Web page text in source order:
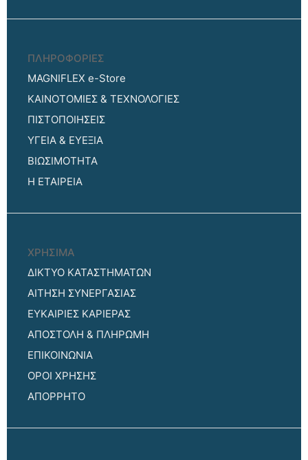
ΠΛΗΡΟΦΟΡΙΕΣ
MAGNIFLEX e-Store
ΚΑΙΝΟΤΟΜΙΕΣ & ΤΕΧΝΟΛΟΓΙΕΣ
ΠΙΣΤΟΠΟΙΗΣΕΙΣ
ΥΓΕΙΑ & ΕΥΕΞΙΑ
ΒΙΩΣΙΜΟΤΗΤΑ
Η ΕΤΑΙΡΕΙΑ
ΧΡΗΣΙΜΑ
ΔΙΚΤΥΟ ΚΑΤΑΣΤΗΜΑΤΩΝ
ΑΙΤΗΣΗ ΣΥΝΕΡΓΑΣΙΑΣ
ΕΥΚΑΙΡΙΕΣ ΚΑΡΙΕΡΑΣ
ΑΠΟΣΤΟΛΗ & ΠΛΗΡΩΜΗ
ΕΠΙΚΟΙΝΩΝΙΑ
ΟΡΟΙ ΧΡΗΣΗΣ
ΑΠΟΡΡΗΤΟ